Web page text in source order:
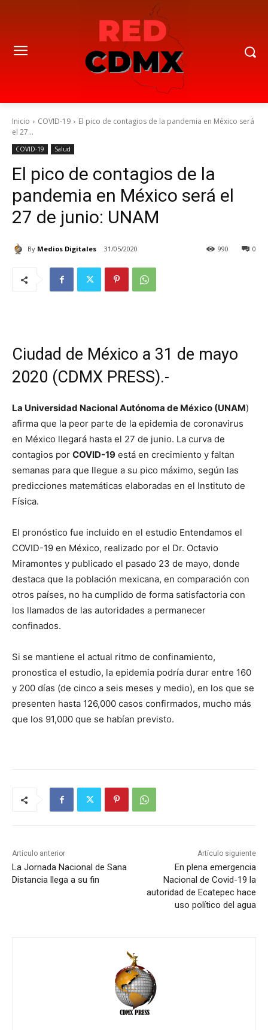
Inicio COVID-19
El pico de contagios de la pandemia en México será
el 27...
COVID-19 Salud
El pico de contagios de la
pandemia en México será el
27 de junio: UNAM
By Medios Digitales 31/05/2020 0
990
Ciudad de México a 31 de mayo
2020 (CDMX PRESS).-
La Universidad Nacional Autónoma de México (UNAM)
afirma que la peor parte de la epidemia de coronavirus
en México llegará hasta el 27 de junio. La curva de
contagios por COVID-19 está en crecimiento y faltan
semanas para que llegue a su pico máximo, según las
predicciones matemáticas elaboradas en el Instituto de
Física.
El pronóstico fue incluido en el estudio Entendamos el
COVID-19 en México, realizado por el Dr. Octavio
Miramontes y publicado el pasado 23 de mayo, donde
destaca que la población mexicana, en comparación con
otros países, no ha cumplido de forma satisfactoria con
los llamados de las autoridades a permanecer
confinados.
Si se mantiene el actual ritmo de confinamiento,
pronostica el estudio, la epidemia podría durar entre 160
y 200 días (de cinco a seis meses y medio), en los que se
presenten hasta 126,000 casos confirmados, mucho más
que los 91,000 que se habían previsto.
Artículo anterior
La Jornada Nacional de Sana
Distancia llega a su fin
Artículo siguiente
En plena emergencia
Nacional de Covid-19 la
autoridad de Ecatepec hace
uso político del agua